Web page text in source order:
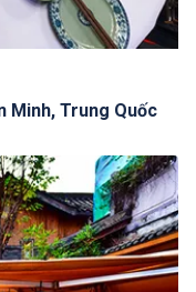
Minh, Trung Quốc